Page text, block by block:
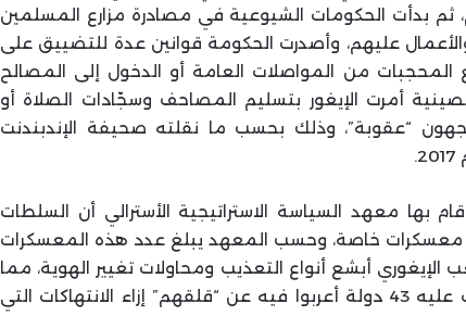
تركستان الشرقية سنة 1369ه‍/1949م، ثم بدأت الحكومات الشيوعية في مصادرة مزارع المسلمين
عليهم، وأصدرت الحكومة قوانين عدة للتضييق على
المحجبات من المواصلات العامة أو الدخول إلى المصالح
أمرت الإيغور بتسليم المصاحف وسجّادات الصلاة أو
“عقوبة”، وذلك بحسب ما نقلته صحيفة الإندبندنت
أظهرت دراسة قام بها معهد السياسة الاستراتيجية الأسترالي أن السلطات
في معسكرات خاصة، وحسب المعهد يبلغ عدد هذه المعسكرات
الإيغوري أبشع أنواع التعذيب ومحاولات تغيير الهوية، مما
حدا بالأمم المتحدة إلى إلقاء بيان وقّعت عليه 43 دولة أعربوا فيه عن “قلقهم” إزاء الانتهاكات التي